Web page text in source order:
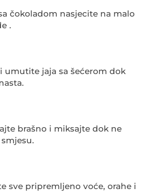
čokoladom nasjecite na malo
.
umutite jaja sa šećerom dok
brašno i miksajte dok ne
sve pripremljeno voće, orahe i